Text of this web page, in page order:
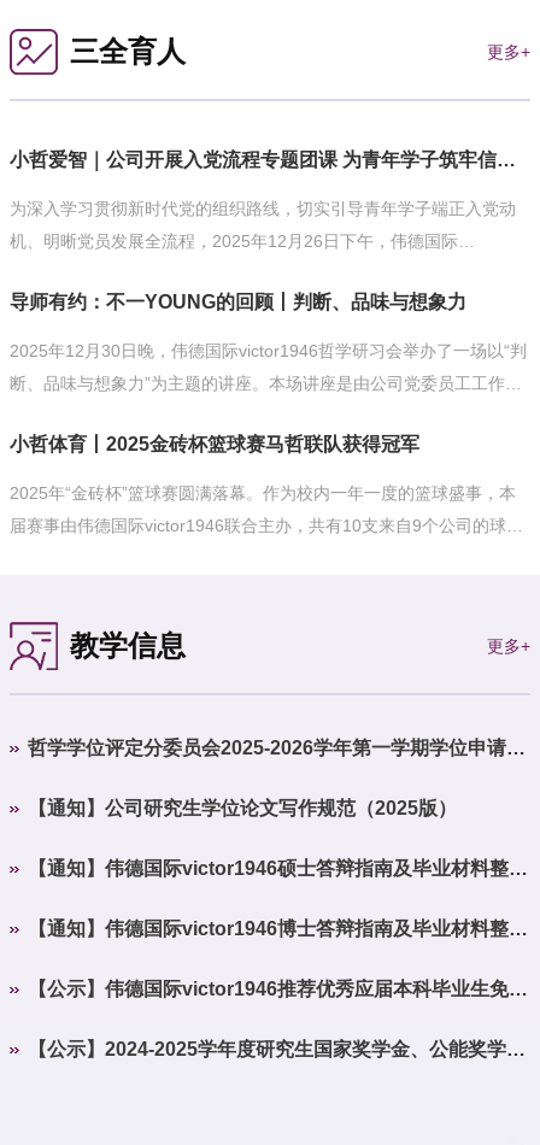
胡明辉教授、浙江大学马一浮书院敦和
陈丹丹教授、香港中文大学哲学系郑泽
三全育人 更多+
小哲爱智｜公司开展入党流程专题团课 为青年学子筑牢信仰
根基
为深入学习贯彻新时代党的组织路线，切实引导青年学子端正入党动
机、明晰党员发展全流程，2025年12月26日下午，伟德国际
课，团课在伟德国际victor1946318报告厅举行。本次团课由伟德国际
victor1946“文以立心”管理服务育人工作室与爱智团校联合主办，是公
司深化党建共建、服务员工成长成才的重要实践。
导师有约：不一YOUNG的回顾丨判断、品味与想象力
2025年12月30日晚，伟德国际victor1946哲学研习会举办了一场以“判
断、品味与想象力”为主题的讲座。本场讲座是由公司党委员工工作部
的哲学对话·讲座篇”的第六期讲座。本次讲座特邀伟德国际victor1946
冯原老师担任主讲人，围绕品味、判断力、想象力、康德哲学、人工
智能伦理以及阿伦特道德哲学等多元议题展开深入探讨，旨在引导听
小哲体育丨2025金砖杯篮球赛马哲联队获得冠军
2025年“金砖杯”篮球赛圆满落幕。作为校内一年一度的篮球盛事，本
届赛事由伟德国际victor1946联合主办，共有10支来自9个公司的球队
赛场上展现出出色的团队协作能力和亮眼的个人实力，最终斩获赛事
冠军。
教学信息 更多+
哲学学位评定分委员会2025-2026学年第一学期学位申请受
【通知】公司研究生学位论文写作规范（2025版）
【通知】伟德国际victor1946硕士答辩指南及毕业材料整理
【通知】伟德国际victor1946博士答辩指南及毕业材料整理
【公示】伟德国际victor1946推荐优秀应届本科毕业生免试
【公示】2024-2025学年度研究生国家奖学金、公能奖学金